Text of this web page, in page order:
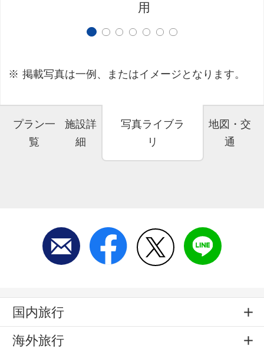
用
掲載写真は一例、またはイメージとなります。
プラン一
覧
施設詳
細
写真ライブラ
リ
地図・交
通
国内旅行
海外旅行